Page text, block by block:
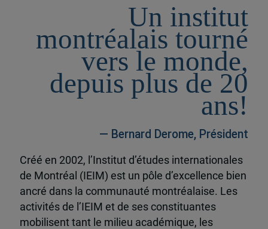
Un institut
montréalais tourné
vers le monde,
depuis plus de 20
ans!
— Bernard Derome, Président
Créé en 2002, l’Institut d’études internationales
de Montréal (IEIM) est un pôle d’excellence bien
ancré dans la communauté montréalaise. Les
activités de l’IEIM et de ses constituantes
mobilisent tant le milieu académique, les